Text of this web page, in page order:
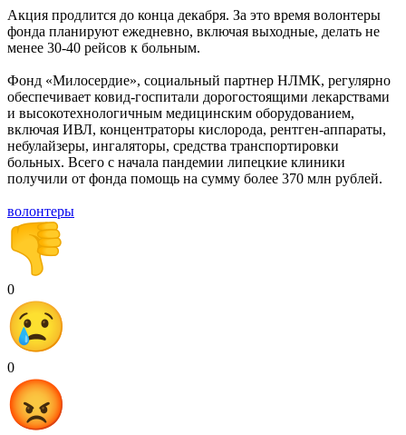
Акция продлится до конца декабря. За это время волонтеры
фонда планируют ежедневно, включая выходные, делать не
менее 30-40 рейсов к больным.
Фонд «Милосердие», социальный партнер НЛМК, регулярно
обеспечивает ковид-госпитали дорогостоящими лекарствами
и высокотехнологичным медицинским оборудованием,
включая ИВЛ, концентраторы кислорода, рентген-аппараты,
небулайзеры, ингаляторы, средства транспортировки
больных. Всего с начала пандемии липецкие клиники
получили от фонда помощь на сумму более 370 млн рублей.
волонтеры
0
0